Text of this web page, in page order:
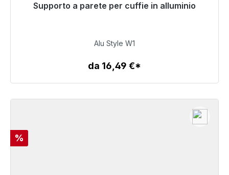
Supporto a parete per cuffie in alluminio
Pronto per la spedizione immediata, tempo di
32,99 €
Dettagli
Alu Style W1
da 16,49 €*
Sconto
%